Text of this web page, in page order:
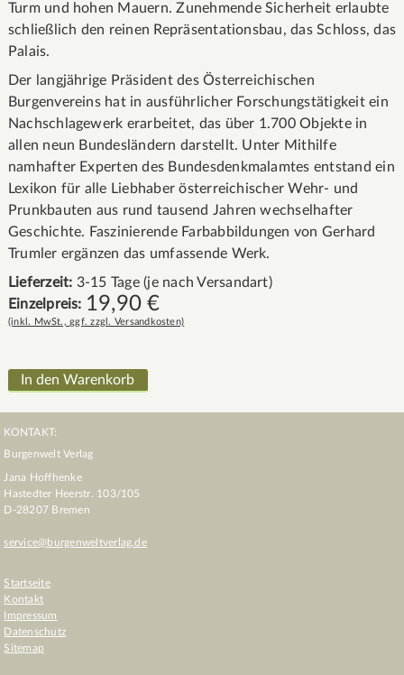
Turm und hohen Mauern. Zunehmende Sicherheit erlaubte
schließlich den reinen Repräsentationsbau, das Schloss, das
Palais.
Der langjährige Präsident des Österreichischen
Burgenvereins hat in ausführlicher Forschungstätigkeit ein
Nachschlagewerk erarbeitet, das über 1.700 Objekte in
allen neun Bundesländern darstellt. Unter Mithilfe
namhafter Experten des Bundesdenkmalamtes entstand ein
Lexikon für alle Liebhaber österreichischer Wehr- und
Prunkbauten aus rund tausend Jahren wechselhafter
Geschichte. Faszinierende Farbabbildungen von Gerhard
Trumler ergänzen das umfassende Werk.
Lieferzeit: 3-15 Tage (je nach Versandart)
Einzelpreis: 19,90€
(inkl. MwSt., ggf. zzgl. Versandkosten)
KONTAKT:
Burgenwelt Verlag
Jana Hoffhenke
Hastedter Heerstr. 103/105
D-28207 Bremen
service@burgenweltverlag.de
Startseite
Kontakt
Impressum
Datenschutz
Sitemap